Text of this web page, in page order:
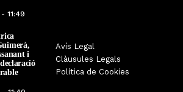
11:49
i
Avís Legal
Clàusules Legals
Política de Cookies
es
punt de
a
Sexenni, Fades,
Targarians, caps de
Festa Major de Maig de